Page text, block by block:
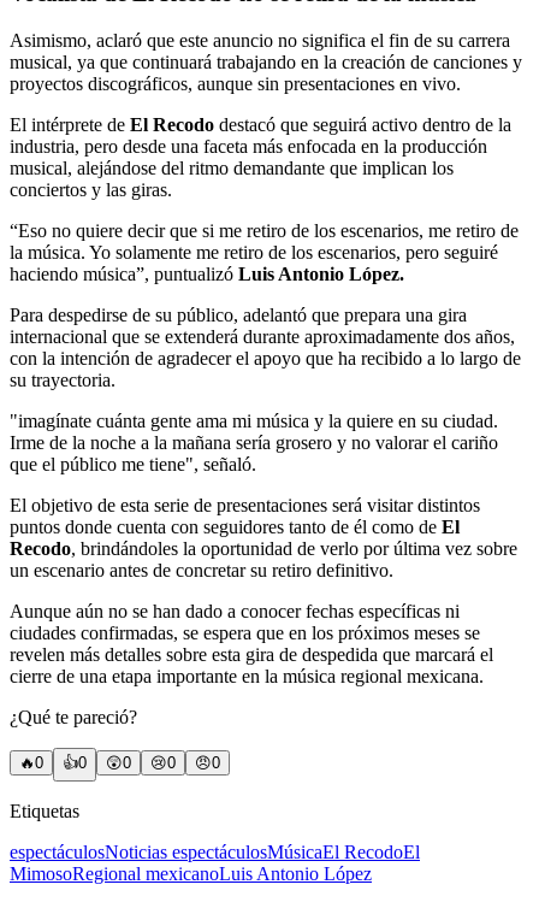
Asimismo, aclaró que este anuncio no significa el fin de su carrera
musical, ya que continuará trabajando en la creación de canciones y
proyectos discográficos, aunque sin presentaciones en vivo.
El intérprete de El Recodo destacó que seguirá activo dentro de la
industria, pero desde una faceta más enfocada en la producción
musical, alejándose del ritmo demandante que implican los
conciertos y las giras.
“Eso no quiere decir que si me retiro de los escenarios, me retiro de
la música. Yo solamente me retiro de los escenarios, pero seguiré
haciendo música”, puntualizó Luis Antonio López.
Para despedirse de su público, adelantó que prepara una gira
internacional que se extenderá durante aproximadamente dos años,
con la intención de agradecer el apoyo que ha recibido a lo largo de
su trayectoria.
"imagínate cuánta gente ama mi música y la quiere en su ciudad.
Irme de la noche a la mañana sería grosero y no valorar el cariño
que el público me tiene", señaló.
El objetivo de esta serie de presentaciones será visitar distintos
puntos donde cuenta con seguidores tanto de él como de El
Recodo, brindándoles la oportunidad de verlo por última vez sobre
un escenario antes de concretar su retiro definitivo.
Aunque aún no se han dado a conocer fechas específicas ni
ciudades confirmadas, se espera que en los próximos meses se
revelen más detalles sobre esta gira de despedida que marcará el
cierre de una etapa importante en la música regional mexicana.
¿Qué te pareció?
🔥0 👍0 😲0 😢0 😠0
Etiquetas
espectáculosNoticias espectáculosMúsicaEl RecodoEl
MimosoRegional mexicanoLuis Antonio López